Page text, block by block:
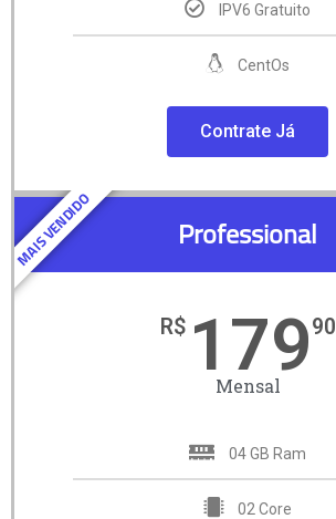
IPV6 Gratuito
CentOs
Contrate Já
MAIS VENDIDO Professional
R$ 17990
Mensal
04 GB Ram
02 Core